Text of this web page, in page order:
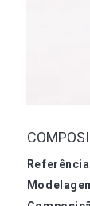
referência